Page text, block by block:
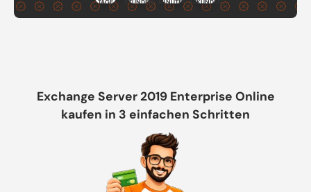
TAGE STUNDEN MINUTEN SEKUNDEN
Exchange Server 2019 Enterprise Online
kaufen in 3 einfachen Schritten